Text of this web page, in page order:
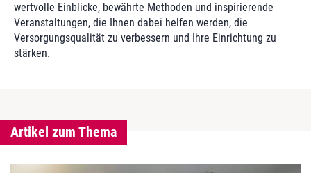
wertvolle Einblicke, bewährte Methoden und inspirierende
Veranstaltungen, die Ihnen dabei helfen werden, die
Versorgungsqualität zu verbessern und Ihre Einrichtung zu
stärken.
Artikel zum Thema